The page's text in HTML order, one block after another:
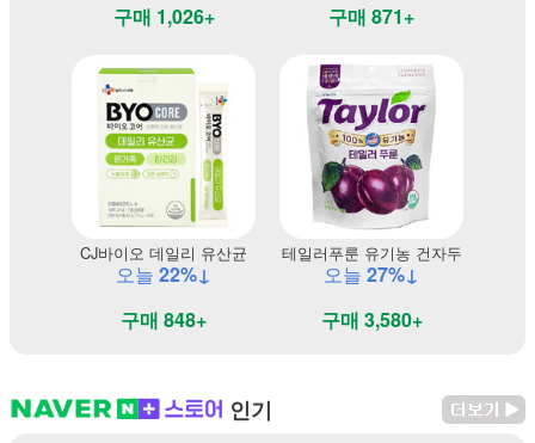
구매 1,026+
구매 871+
CJ바이오 데일리 유산균
오늘 22%↓
구매 848+
테일러푸룬 유기농 건자두
오늘 27%↓
구매 3,580+
인기